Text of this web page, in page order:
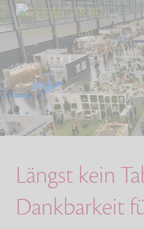
Start Über uns
Längst kein Tabu-Thema
Längst kein
Dankbarkeit